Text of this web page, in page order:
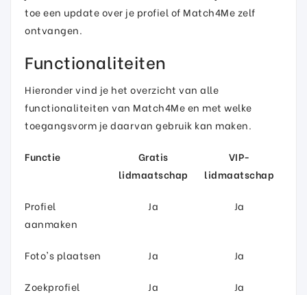
toe een update over je profiel of Match4Me zelf
ontvangen.
Functionaliteiten
Hieronder vind je het overzicht van alle
functionaliteiten van Match4Me en met welke
toegangsvorm je daarvan gebruik kan maken.
Functie
Gratis
lidmaatschap
VIP-
lidmaatschap
Profiel
aanmaken
Ja Ja
Foto's plaatsen Ja Ja
Zoekprofiel
Ja Ja